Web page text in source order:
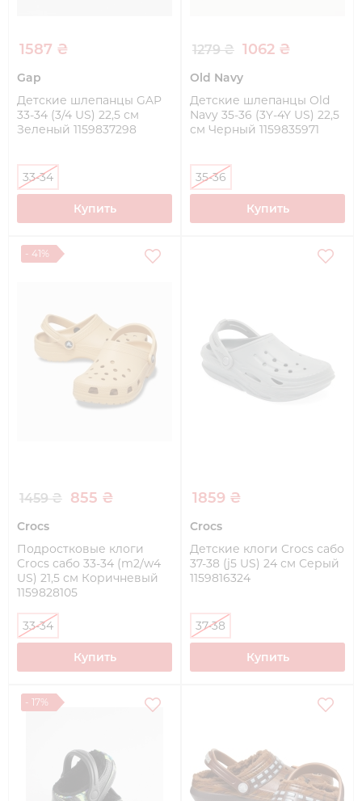
1587 ₴
Gap
Детские шлепанцы GAP
33-34 (3/4 US) 22,5 см
Зеленый 1159837298
33-34
Купить
1279 ₴ 1062 ₴
Old Navy
Детские шлепанцы Old
Navy 35-36 (3Y-4Y US) 22,5
см Черный 1159835971
35-36
Купить
- 41%
1459 ₴ 855 ₴
Crocs
Подростковые клоги
Crocs сабо 33-34 (m2/w4
US) 21,5 см Коричневый
1159828105
33-34
Купить
1859 ₴
Crocs
Детские клоги Crocs сабо
37-38 (j5 US) 24 см Серый
1159816324
37-38
Купить
- 17%